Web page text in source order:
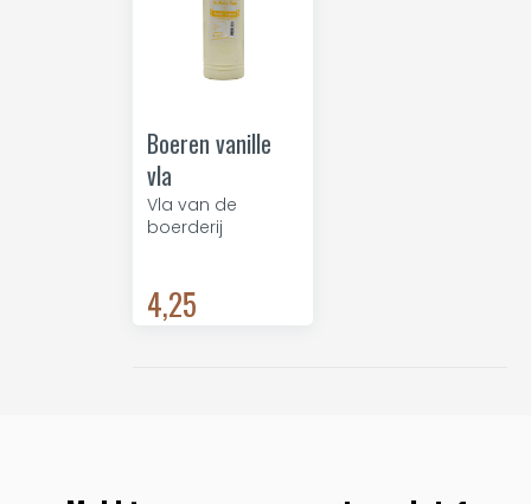
Boeren vanille
vla
Vla van de
boerderij
4,25